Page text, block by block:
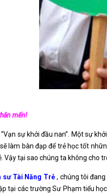
mến!
sự khởi đầu nan”. Một sự
làm bàn đạp để trẻ học tốt
Vậy tại sao chúng ta không cho
sư Tài Năng Trẻ, chúng tôi
tại các trường Sư Phạm tiểu